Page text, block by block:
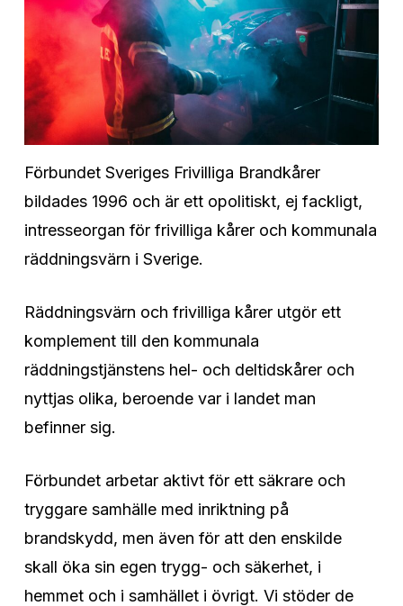
Förbundet Sveriges Frivilliga Brandkårer
bildades 1996 och är ett opolitiskt, ej fackligt,
intresseorgan för frivilliga kårer och kommunala
räddningsvärn i Sverige.
Räddningsvärn och frivilliga kårer utgör ett
komplement till den kommunala
räddningstjänstens hel- och deltidskårer och
nyttjas olika, beroende var i landet man
befinner sig.
Förbundet arbetar aktivt för ett säkrare och
tryggare samhälle med inriktning på
brandskydd, men även för att den enskilde
skall öka sin egen trygg- och säkerhet, i
hemmet och i samhället i övrigt. Vi stöder de